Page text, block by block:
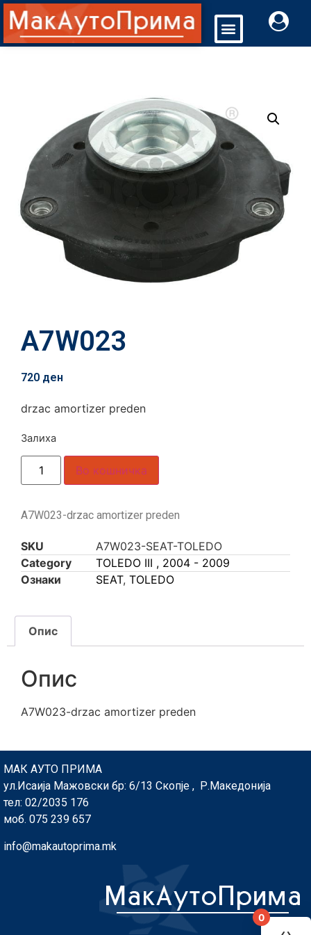
A7W023
720 ден
drzac amortizer preden
Залиха
Во кошничка
A7W023-drzac amortizer preden
SKU
A7W023-SEAT-TOLEDO
Category
TOLEDO III , 2004 - 2009
Ознаки
SEAT, TOLEDO
Опис
Опис
A7W023-drzac amortizer preden
МАК АУТО ПРИМА
ул.Исаија Мажовски бр: 6/13 Скопје , Р.Македонија
тел: 02/2035 176
моб. 075 239 657
info@makautoprima.mk
0